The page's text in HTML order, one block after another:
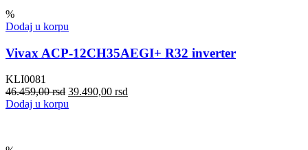
%
Dodaj u korpu
Vivax ACP-12CH35AEGI+ R32 inverter
KLI0081
46.459,00rsd 39.490,00 rsd
Dodaj u korpu